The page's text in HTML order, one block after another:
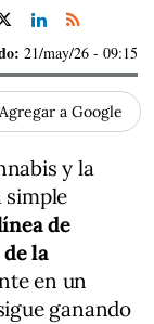
21/may/26 - 09:15
Agregar a Google
y la
simple
de
la
en un
ganando